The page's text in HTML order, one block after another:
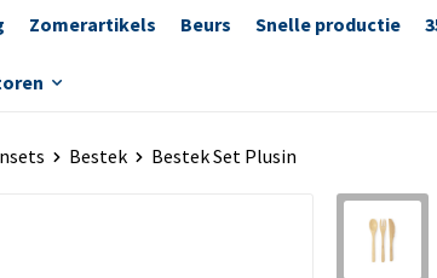
Zomerartikels Beurs Snelle productie
Bestek Bestek Set Plusin